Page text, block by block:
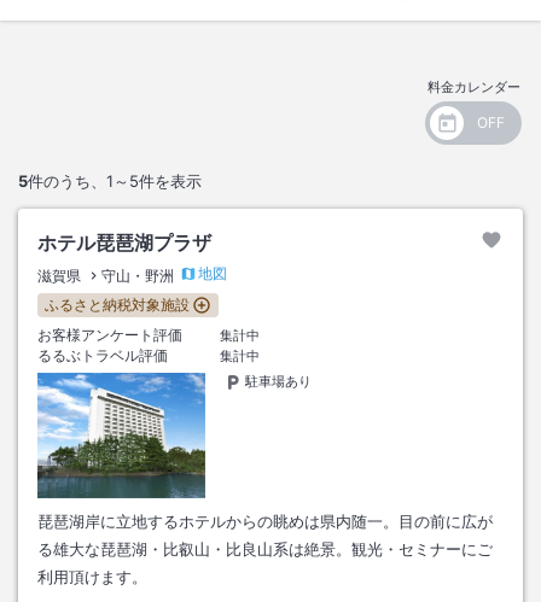
料金カレンダー
5件のうち、 1～5件を表示
ホテル琵琶湖プラザ
滋賀県 守山・野洲
地図
ふるさと納税対象施設
お客様アンケート評価
集計中
るるぶトラベル評価
集計中
駐車場あり
琵琶湖岸に立地するホテルからの眺めは県内随一。目の前に広が
る雄大な琵琶湖・比叡山・比良山系は絶景。観光・セミナーにご
利用頂けます。